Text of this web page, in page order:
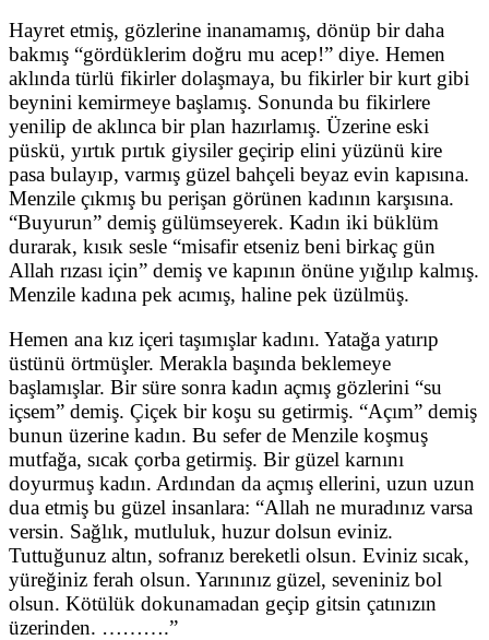
Hayret etmiş, gözlerine inanamamış, dönüp bir daha
bakmış “gördüklerim doğru mu acep!” diye. Hemen
aklında türlü fikirler dolaşmaya, bu fikirler bir kurt gibi
beynini kemirmeye başlamış. Sonunda bu fikirlere
yenilip de aklınca bir plan hazırlamış. Üzerine eski
püskü, yırtık pırtık giysiler geçirip elini yüzünü kire
pasa bulayıp, varmış güzel bahçeli beyaz evin kapısına.
Menzile çıkmış bu perişan görünen kadının karşısına.
“Buyurun” demiş gülümseyerek. Kadın iki büklüm
durarak, kısık sesle “misafir etseniz beni birkaç gün
Allah rızası için” demiş ve kapının önüne yığılıp kalmış.
Menzile kadına pek acımış, haline pek üzülmüş.
Hemen ana kız içeri taşımışlar kadını. Yatağa yatırıp
üstünü örtmüşler. Merakla başında beklemeye
başlamışlar. Bir süre sonra kadın açmış gözlerini “su
içsem” demiş. Çiçek bir koşu su getirmiş. “Açım” demiş
bunun üzerine kadın. Bu sefer de Menzile koşmuş
mutfağa, sıcak çorba getirmiş. Bir güzel karnını
doyurmuş kadın. Ardından da açmış ellerini, uzun uzun
dua etmiş bu güzel insanlara: “Allah ne muradınız varsa
versin. Sağlık, mutluluk, huzur dolsun eviniz.
Tuttuğunuz altın, sofranız bereketli olsun. Eviniz sıcak,
yüreğiniz ferah olsun. Yarınınız güzel, seveniniz bol
olsun. Kötülük dokunamadan geçip gitsin çatınızın
üzerinden. ……….”